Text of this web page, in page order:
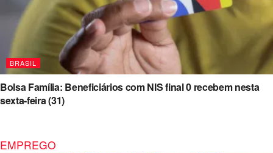
BRASIL
Bolsa Família: Beneficiários com NIS final 0 recebem nesta
sexta-feira (31)
EMPREGO